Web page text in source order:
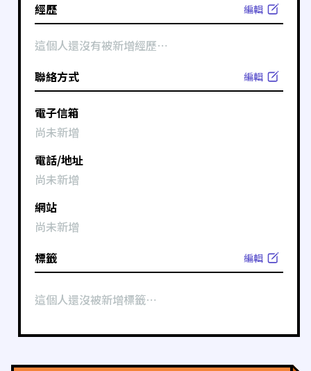
經歷
編輯
這個人還沒有被新增經歷⋯
聯絡方式
編輯
電子信箱
尚未新增
電話/地址
尚未新增
網站
尚未新增
標籤
編輯
這個人還沒被新增標籤⋯